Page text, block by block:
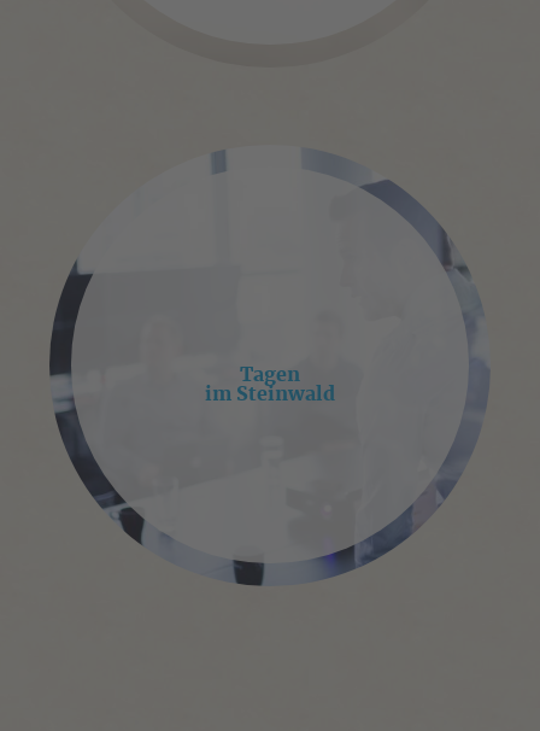
Tagen
im Steinwald